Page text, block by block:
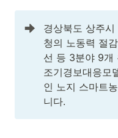
경상북도 상주
청의 노동력 절
선 등 3분야 9개
조기경보대응모
인 노지 스마트
니다.